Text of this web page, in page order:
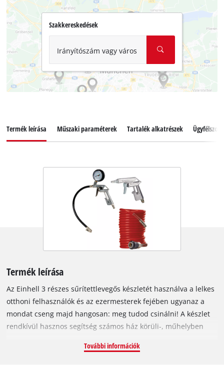
Szakkereskedések
Irányítószám vagy város
Termék leírása Műszaki paraméterek Tartalék alkatrészek
Termék leírása
Az Einhell 3 részes sűrítettlevegős készletét használva a lelkes
otthoni felhasználók és az ezermesterek fejében ugyanaz a
mondat cseng majd hangosan: meg tudod csinálni! A készlet
rendkívül hasznos segítség számos ház körüli-, műhelyben
feladatot is megkönnyít! A megfelelő tartozékokat és
További információk